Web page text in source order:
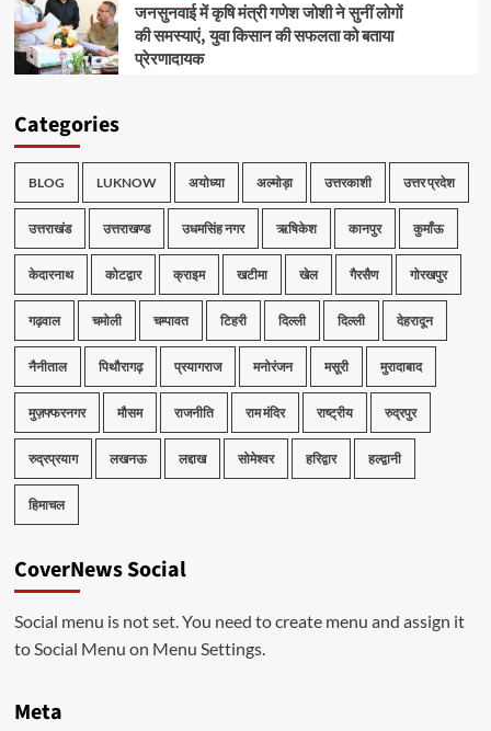
जनसुनवाई में कृषि मंत्री गणेश जोशी ने सुनीं लोगों
की समस्याएं, युवा किसान की सफलता को बताया
प्रेरणादायक
Categories
BLOG LUKNOW अयोध्या अल्मोड़ा उत्तरकाशी उत्तर प्रदेश
उत्तराखंड उत्तराखण्ड उधमसिंह नगर ऋषिकेश कानपुर कुमाँऊ
केदारनाथ कोटद्वार क्राइम खटीमा खेल गैरसैण गोरखपुर
गढ़वाल चमोली चम्पावत टिहरी दिल्ली दिल्ली देहरादून
नैनीताल पिथौरागढ़ प्रयागराज मनोरंजन मसूरी मुरादाबाद
मुज़फ्फरनगर मौसम राजनीति राम मंदिर राष्ट्रीय रुद्रपुर
रुद्रप्रयाग लखनऊ लद्दाख सोमेश्वर हरिद्वार हल्द्वानी
हिमाचल
CoverNews Social
Social menu is not set. You need to create menu and assign it
to Social Menu on Menu Settings.
Meta